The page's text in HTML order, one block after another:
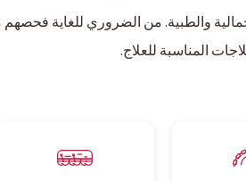
والطبية. من الضروري للغاية
المناسبة للعلاج.